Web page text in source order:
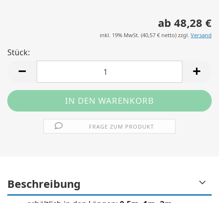
ab 48,28 €
inkl. 19% MwSt. (40,57 € netto) zzgl. Versand
Stück:
FRAGE ZUM PRODUKT
Beschreibung